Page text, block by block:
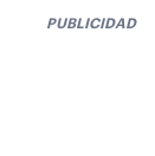
PUBLICIDAD